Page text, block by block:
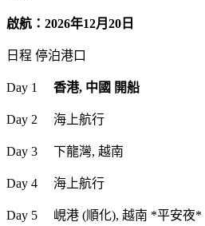
啟航：2026年12月20日
日程 停泊港口
Day 1 香港, 中國 開船
Day 2 海上航行
Day 3 下龍灣, 越南
Day 4 海上航行
Day 5 峴港 (順化), 越南 *平安夜*